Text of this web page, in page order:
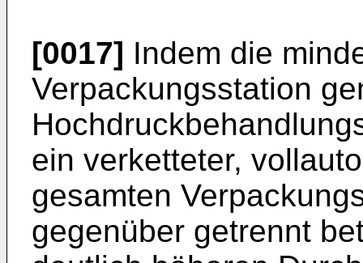
[0017] Indem die
Verpackungsstation
ein verketteter,
gesamten
gegenüber getrennt